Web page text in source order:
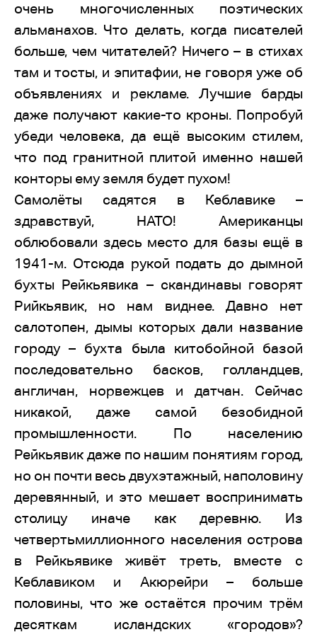
очень многочисленных поэтических
альманахов. Что делать, когда писателей
больше, чем читателей? Ничего – в стихах
там и тосты, и эпитафии, не говоря уже об
объявлениях и рекламе. Лучшие барды
даже получают какие-то кроны. Попробуй
убеди человека, да ещё высоким стилем,
что под гранитной плитой именно нашей
конторы ему земля будет пухом!
Самолёты садятся в Кеблавике –
здравствуй, НАТО! Американцы
облюбовали здесь место для базы ещё в
1941-м. Отсюда рукой подать до дымной
бухты Рейкьявика – скандинавы говорят
Рийкьявик, но нам виднее. Давно нет
салотопен, дымы которых дали название
городу – бухта была китобойной базой
последовательно басков, голландцев,
англичан, норвежцев и датчан. Сейчас
никакой, даже самой безобидной
промышленности. По населению
Рейкьявик даже по нашим понятиям город,
но он почти весь двухэтажный, наполовину
деревянный, и это мешает воспринимать
столицу иначе как деревню. Из
четвертьмиллионного населения острова
в Рейкьявике живёт треть, вместе с
Кеблавиком и Акюрейри – больше
половины, что же остаётся прочим трём
десяткам исландских «городов»?